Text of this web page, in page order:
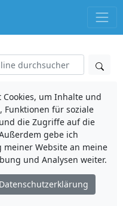
Cookies, um Inhalte und
Funktionen für soziale
die Zugriffe auf die
gebe ich
Website an meine
und Analysen weiter.
Datenschutzerklärung